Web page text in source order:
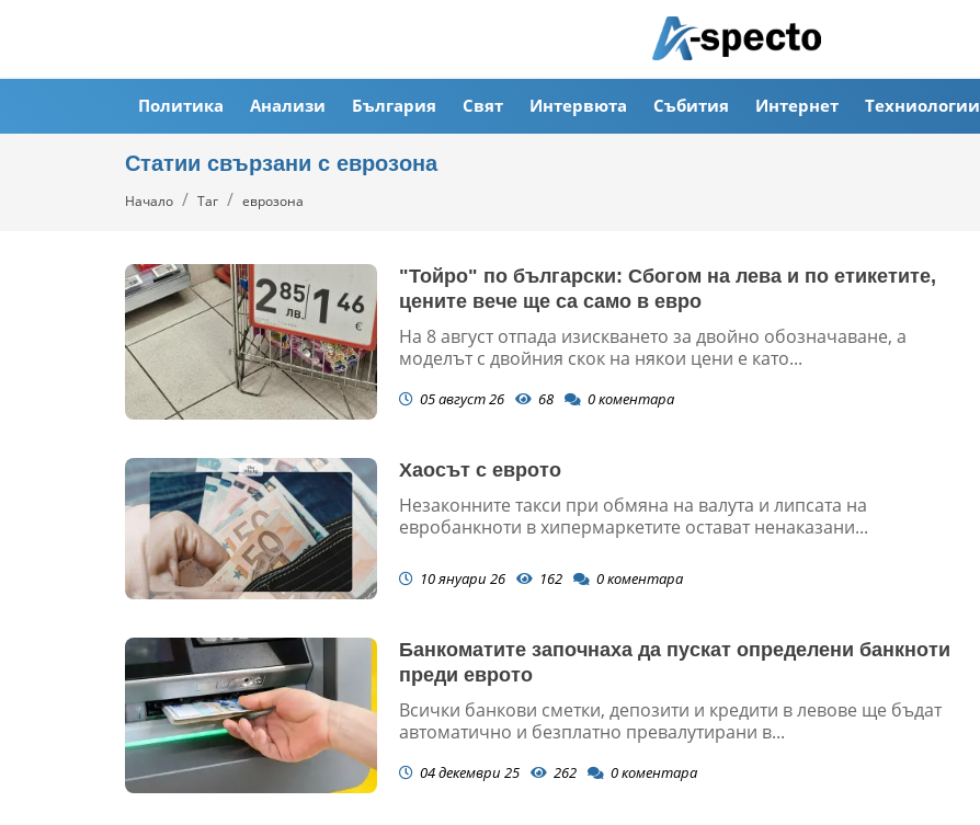
Политика Анализи България Свят Интервюта Събития Интернет Техниологии
Статии свързани с еврозона
Начало Таг еврозона
"Тойро" по български: Сбогом на лева и по етикетите,
цените вече ще са само в евро
На 8 август отпада изискването за двойно обозначаване, а
моделът с двойния скок на някои цени е като...
05 август 26 68 0коментара
Хаосът с еврото
Незаконните такси при обмяна на валута и липсата на
евробанкноти в хипермаркетите остават ненаказани...
10 януари 26 162 0коментара
Банкоматите започнаха да пускат определени банкноти
преди еврото
Всички банкови сметки, депозити и кредити в левове ще бъдат
автоматично и безплатно превалутирани в...
04 декември 25 262 0коментара